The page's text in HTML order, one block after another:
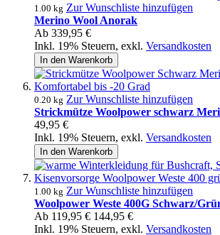
1.00 kg Zur Wunschliste hinzufügen
Merino Wool Anorak
Ab 339,95 €
Inkl. 19% Steuern, exkl. Versandkosten
In den Warenkorb
0.20 kg Zur Wunschliste hinzufügen
Strickmütze Woolpower schwarz
49,95 €
Inkl. 19% Steuern, exkl. Versandkosten
In den Warenkorb
1.00 kg Zur Wunschliste hinzufügen
Woolpower Weste 400G Schwarz/
Ab 119,95 € 144,95 €
Inkl. 19% Steuern, exkl. Versandkosten